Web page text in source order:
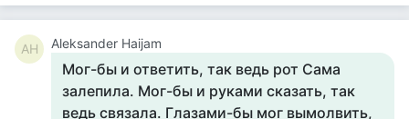
AH Aleksander Haijam
Мог-бы и ответить, так ведь рот Сама
залепила. Мог-бы и руками сказать, так
ведь связала. Глазами-бы мог вымолвить,